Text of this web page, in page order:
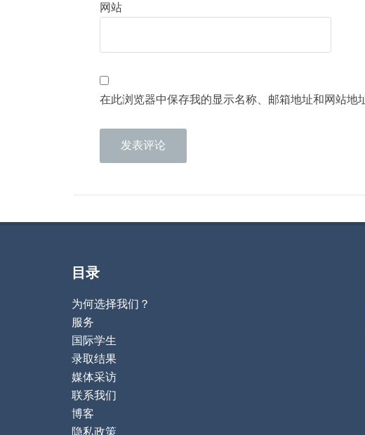
网站
在此浏览器中保存我的显示名称、邮箱地址和网站地
目录
为何选择我们？
服务
国际学生
录取结果
媒体采访
联系我们
博客
隐私政策